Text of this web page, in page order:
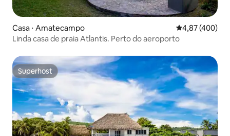
Casa ⋅ Amatecampo 4,87 de uma
4,87 (400)
Linda casa de praia Atlantis. Perto do aeroporto
Superhost
Superhost